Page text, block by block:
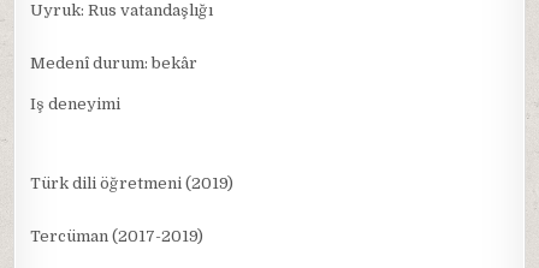
Uyruk: Rus vatandaşlığı
Medenî durum: bekâr
Iş deneyimi
Türk dili öğretmeni (2019)
Tercüman (2017-2019)